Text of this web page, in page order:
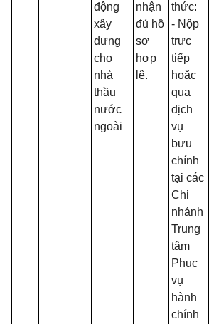
động
xây
dựng
cho
nhà
thầu
nước
ngoài
nhận
đủ hồ
sơ
hợp
lệ.
thức:
- Nộp
trực
tiếp
hoặc
qua
dịch
vụ
bưu
chính
tại các
Chi
nhánh
Trung
tâm
Phục
vụ
hành
chính